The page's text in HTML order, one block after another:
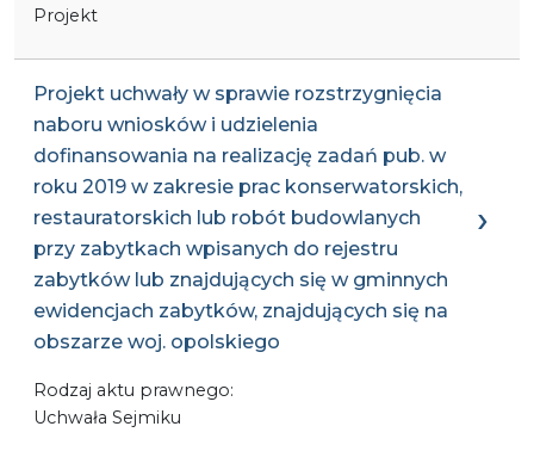
Projekt
Projekt uchwały w sprawie rozstrzygnięcia
naboru wniosków i udzielenia
dofinansowania na realizację zadań pub. w
roku 2019 w zakresie prac konserwatorskich,
restauratorskich lub robót budowlanych
przy zabytkach wpisanych do rejestru
zabytków lub znajdujących się w gminnych
ewidencjach zabytków, znajdujących się na
obszarze woj. opolskiego
Rodzaj aktu prawnego:
Uchwała Sejmiku